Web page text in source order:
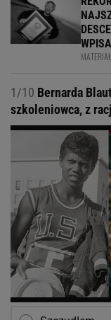
1/10 Bernarda
szkoleniowca, z